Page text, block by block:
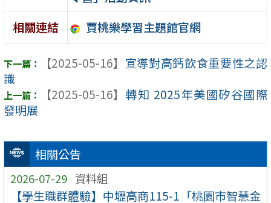
相關公告
2026-07-29 資料組
【學生職群體驗】中壢高商115-1「桃園市智慧金
相關連結
賈桃樂學習主題館官網
【2025-05-16】 宣導對高鈣飲食重要性之認
識
【2025-05-16】 轉知 2025年美國矽谷國際
發明展